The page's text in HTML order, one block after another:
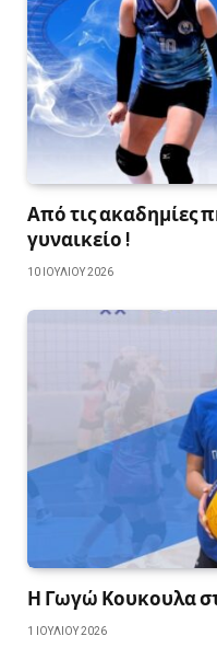
Από τις ακαδημίες
γυναικείο !
10 ΙΟΥΛΊΟΥ 2026
Η Γωγώ Κουκουλα
1 ΙΟΥΛΊΟΥ 2026